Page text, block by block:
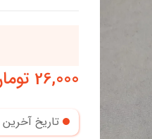
26,000
تاریخ